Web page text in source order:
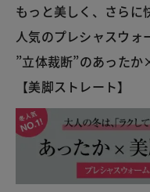
もっと美しく、さらに
人気のプレシャスウォ
”立体裁断”のあった
【美脚ストレート】